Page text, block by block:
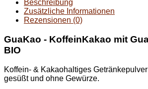
Beschreibung
Zusätzliche Informationen
Rezensionen (0)
GuaKao - KoffeinKakao mit
BIO
Koffein- & Kakaohaltiges
gesüßt und ohne Gewürze.